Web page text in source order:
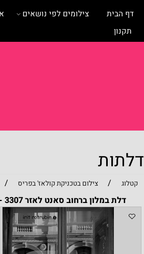
צילומים לפי נושאים אודות
/
ברחוב סאנט לאזר 3307 -19